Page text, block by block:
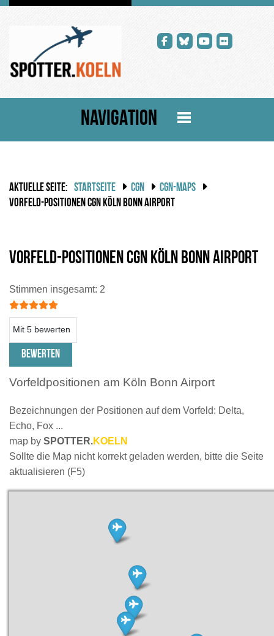
NAVIGATION
AKTUELLE SEITE: STARTSEITE CGN
CGN-MAPS
VORFELD-POSITIONEN CGN KÖLN BONN AIRPORT
Vorfeld-Positionen CGN Köln Bonn Airport
Bewertung:5/5
Stimmen insgesamt: 2
Bitte bewerten
Vorfeldpositionen am Köln Bonn Airport
Bezeichnungen der Positionen auf dem Vorfeld: Delta,
Echo, Fox ...
map by SPOTTER.KOELN
Sollte die Map nicht korrekt geladen werden, bitte die Seite
aktualisieren (F5)